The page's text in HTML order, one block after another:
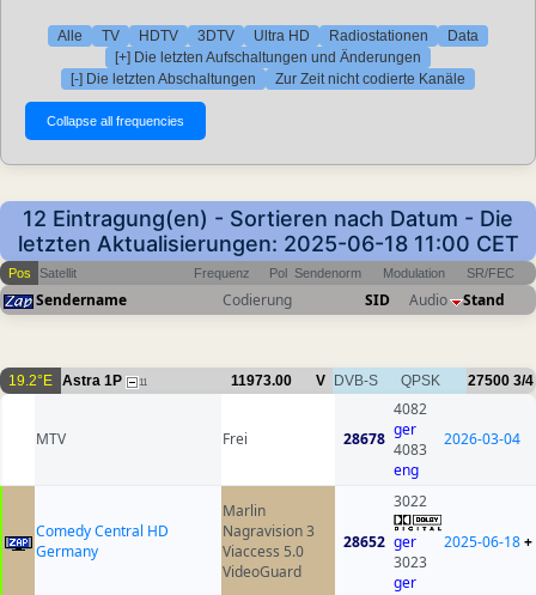
Alle TV HDTV 3DTV Ultra HD Radiostationen
Data
[+] Die letzten Aufschaltungen und Änderungen
[-] Die letzten Abschaltungen
Zur Zeit nicht codierte Kanäle
12 Eintragung(en) - Sortieren nach Datum - Die
letzten Aktualisierungen: 2025-06-18 11:00 CET
Pos Satellit Frequenz Pol Sendenorm Modulation SR/FEC
Sendername Codierung SID Audio Stand
19.2°E Astra 1P 11 11973.00 V DVB-S QPSK 27500 3/4
MTV Frei 28678
4082
ger
4083
eng
2026-03-04
Comedy Central HD
Germany
Marlin
Nagravision 3
Viaccess 5.0
VideoGuard
28652
3022
ger
3023
ger
2025-06-18+